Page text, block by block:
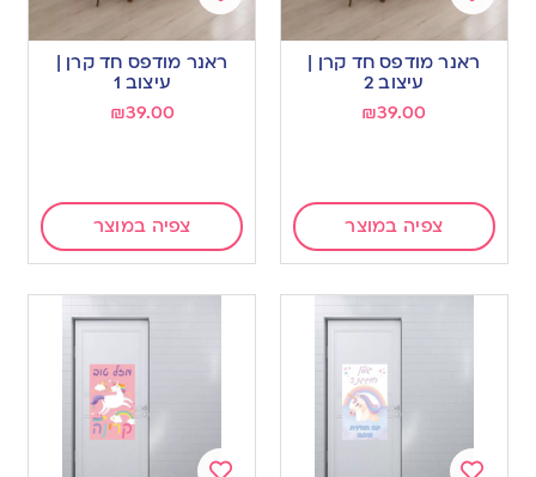
Add
to
wishlist
ראנר מודפס חד קרן |
עיצוב 2
₪39.00
צפיה במוצר
Add
wishlist
ראנר מודפס חד קרן |
עיצוב 1
₪39.00
צפיה במוצר